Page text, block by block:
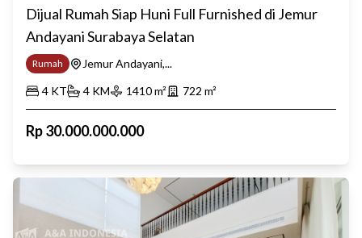
Dijual Rumah Siap Huni Full Furnished di Jemur
Andayani Surabaya Selatan
Rumah
Jemur Andayani,...
4 KT 4 KM 1410m² 722 m²
Rp30.000.000.000